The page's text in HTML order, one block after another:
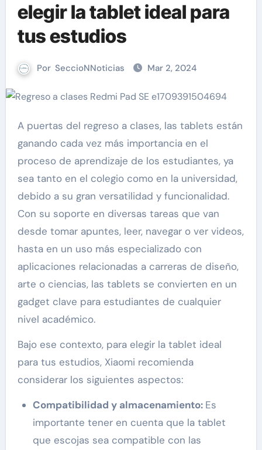
elegir la tablet ideal para
tus estudios
Por SeccioNNoticias Mar 2, 2024
A puertas del regreso a clases, las tablets están
ganando cada vez más importancia en el
proceso de aprendizaje de los estudiantes, ya
sea tanto en el colegio como en la universidad,
debido a su gran versatilidad y funcionalidad.
Con su soporte en diversas tareas que van
desde tomar apuntes, leer, navegar o ver videos,
hasta en un uso más especializado con
aplicaciones relacionadas a carreras de diseño,
arte o ciencias, las tablets se convierten en un
gadget clave para estudiantes de cualquier
nivel académico.
Bajo ese contexto, para elegir la tablet ideal
para tus estudios, Xiaomi recomienda
considerar los siguientes aspectos:
Compatibilidad y almacenamiento: Es
importante tener en cuenta que la tablet
que escojas sea compatible con las